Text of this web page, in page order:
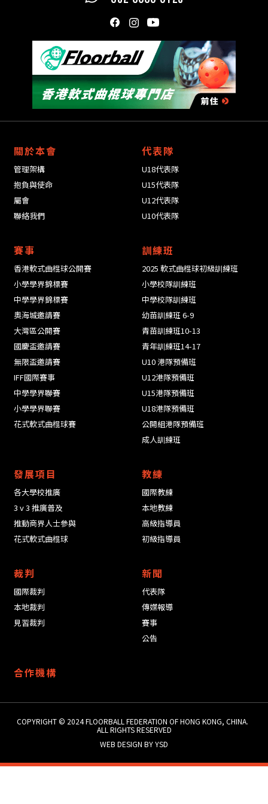
關於本會
管理架構
抱負與使命
屬會
聯絡我們
代表隊
U18代表隊
U15代表隊
U12代表隊
U10代表隊
賽事
香港軟式曲棍球公開賽
小學學界錦標賽
中學學界錦標賽
奧海城邀請賽
大灣區公開賽
國慶盃邀請賽
無限盃邀請賽
IFF國際賽事
中學學界聯賽
小學學界聯賽
花式軟式曲棍球賽
訓練班
2025 軟式曲棍球初級訓練班
小學校隊訓練班
中學校隊訓練班
幼苗訓練班 6-9
青苗訓練班10-13
青年訓練班14-17
U10 港隊預備班
U12港隊預備班
U15港隊預備班
U18港隊預備班
公開組港隊預備班
成人訓練班
發展項目
各大學校推廣
3 v 3 推廣普及
推動商界人士參與
花式軟式曲棍球
教練
國際教練
本地教練
高級指導員
初級指導員
裁判
國際裁判
本地裁判
見習裁判
新聞
代表隊
傳媒報導
賽事
公告
合作機構
COPYRIGHT © 2024 ​FLOORBALL FEDERATION OF HONG KONG, CHINA.
ALL RIGHTS RESERVED
WEB DESIGN BY YSD